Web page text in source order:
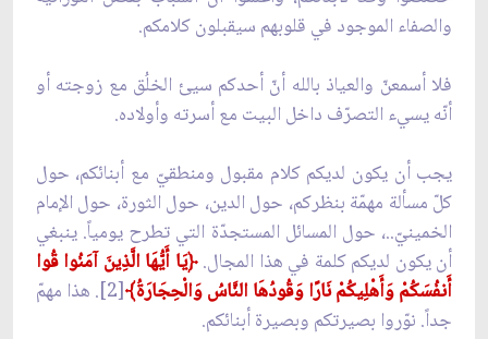
والصفاء الموجود في قلوبهم سيقبلون كلامكم.
فلا أسمعنّ والعياذ بالله أنّ أحدكم سيئ الخلُق مع زوجته أو
أنّه يسيء التصرّف داخل البيت مع أسرته وأولاده.
يجب أن يكون لديكم كلام مقبول ومنطقيّ مع أبنائكم، حول
كلّ مسألة مهمّة بنظركم، حول الدين، حول الثورة، حول الإمام
الخمينيّ..، حول المسائل المستجدّة التي تطرح يومياً. ينبغي
أن يكون لديكم كلمة في هذا المجال.﴿يَا أَيُّهَا الَّذِينَ آمَنُوا قُوا
أَنفُسَكُمْ وَأَهْلِيكُمْ نَارًا وَقُودُهَا النَّاسُ وَالْحِجَارَةُ﴾ [2]. هذا مهمّ
جداً. نوّروا بصيرتكم وبصيرة أبنائكم.